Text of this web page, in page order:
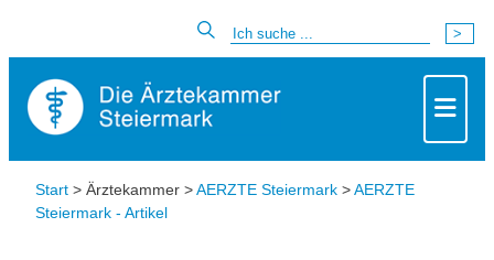
Start > Ärztekammer >AERZTE Steiermark >AERZTE
Steiermark - Artikel